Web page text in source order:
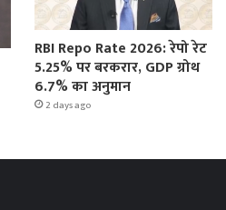
RBI Repo Rate 2026: रेपो रेट
5.25% पर बरकरार, GDP ग्रोथ
6.7% का अनुमान
2 days ago